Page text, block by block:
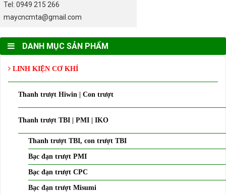
Tel: 0949 215 266
maycncmta@gmail.com
DANH MỤC SẢN PHẨM
LINH KIỆN CƠ KHÍ
Thanh trượt Hiwin | Con trượt
Thanh trượt TBI | PMI | IKO
Thanh trượt TBI, con trượt TBI
Bạc đạn trượt PMI
Bạc đạn trượt CPC
Bạc đạn trượt Misumi